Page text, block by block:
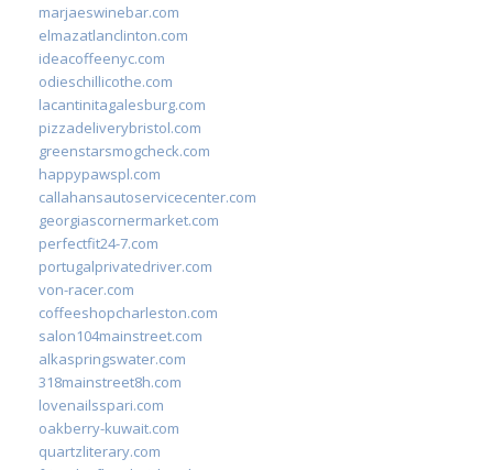
marjaeswinebar.com
elmazatlanclinton.com
ideacoffeenyc.com
odieschillicothe.com
lacantinitagalesburg.com
pizzadeliverybristol.com
greenstarsmogcheck.com
happypawspl.com
callahansautoservicecenter.com
georgiascornermarket.com
perfectfit24-7.com
portugalprivatedriver.com
von-racer.com
coffeeshopcharleston.com
salon104mainstreet.com
alkaspringswater.com
318mainstreet8h.com
lovenailsspari.com
oakberry-kuwait.com
quartzliterary.com